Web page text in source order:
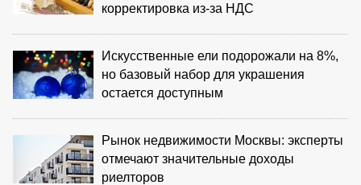
корректировка из‑за НДС
Искусственные ели подорожали на 8%,
но базовый набор для украшения
остается доступным
Рынок недвижимости Москвы: эксперты
отмечают значительные доходы
риелторов